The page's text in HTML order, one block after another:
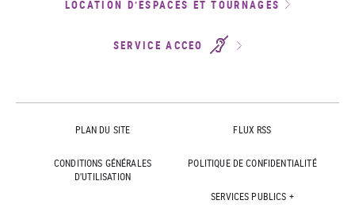
LOCATION D’ESPACES ET TOURNAGES
SERVICE ACCEO
PLAN DU SITE FLUX RSS
CONDITIONS GÉNÉRALES
D'UTILISATION
POLITIQUE DE CONFIDENTIALITÉ
SERVICES PUBLICS +